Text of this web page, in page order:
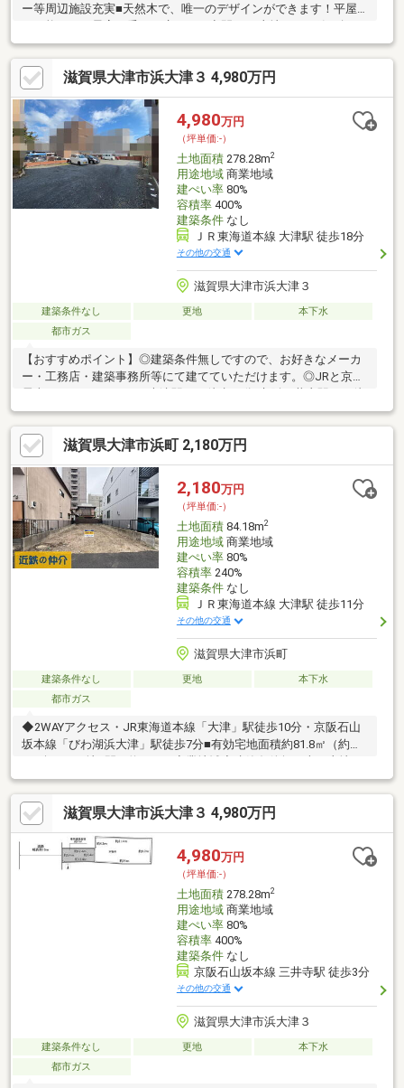
ー等周辺施設充実■天然木で、唯一のデザインができます！平屋
も可能です！最高の香りと癒やしの空間を♪■土地から一緒に探せ
ます！『昼も夜も』『家と庭』までデザインされた外観のご見学
も♪■ローコストから様々な価格帯で提案が受けられる！『家事ラ
ク動線』『収納』、経験豊かな設計士が子育て・老後まで考えた
【間取り】を体感してみてください
滋賀県大津市浜大津３ 4,980万円
4,980万円
（坪単価:-）
土地面積278.28m2
用途地域商業地域
建ぺい率80%
容積率400%
建築条件なし
ＪＲ東海道本線 大津駅 徒歩18分
その他の交通
滋賀県大津市浜大津３
建築条件なし 更地
本下水
都市ガス
【おすすめポイント】◎建築条件無しですので、お好きなメーカ
ー・工務店・建築事務所等にて建てていただけます。◎JRと京阪
歩3分で通勤通学に便利な立地です。◎現状は月極駐車場として運
用されてます。⇒合計：10台分の内6台契約中（1台10，000円/
月）◎商業地域のため、店舗・事務所・アパート用地としてもご
利用いただけます。◎もちろん、住宅用地としてもご利用可能で
す。
滋賀県大津市浜町 2,180万円
2,180万円
（坪単価:-）
土地面積84.18m2
用途地域商業地域
建ぺい率80%
容積率240%
建築条件なし
ＪＲ東海道本線 大津駅 徒歩11分
その他の交通
滋賀県大津市浜町
建築条件なし 更地
本下水
都市ガス
◆2WAYアクセス・JR東海道本線「大津」駅徒歩10分・京阪石山
坂本線「びわ湖浜大津」駅徒歩7分■有効宅地面積約81.8㎡（約
◇（お好きなハウスメーカー・工務店にて建築していただけま
す）
滋賀県大津市浜大津３ 4,980万円
4,980万円
（坪単価:-）
土地面積278.28m2
用途地域商業地域
建ぺい率80%
容積率400%
建築条件なし
京阪石山坂本線 三井寺駅 徒歩3分
その他の交通
滋賀県大津市浜大津３
建築条件なし 更地
本下水
都市ガス